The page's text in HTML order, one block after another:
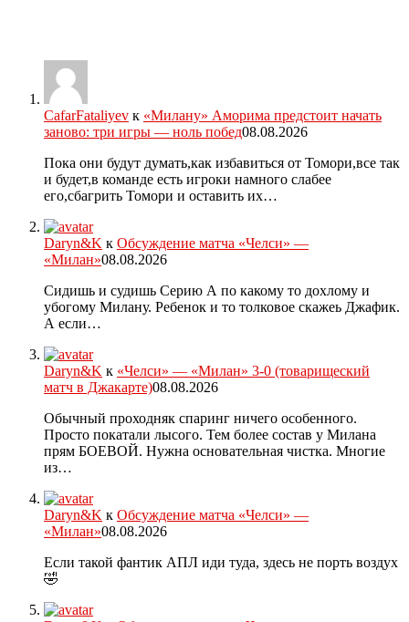
CafarFataliyev к «Милану» Аморима предстоит начать
заново: три игры — ноль побед08.08.2026
Пока они будут думать,как избавиться от Томори,все так
и будет,в команде есть игроки намного слабее
его,сбагрить Томори и оставить их…
Daryn&K к Обсуждение матча «Челси» —
«Милан»08.08.2026
Сидишь и судишь Серию А по какому то дохлому и
убогому Милану. Ребенок и то толковое скажеь Джафик.
А если…
Daryn&K к «Челси» — «Милан» 3-0 (товарищеский
матч в Джакарте)08.08.2026
Обычный проходняк спаринг ничего особенного.
Просто покатали лысого. Тем более состав у Милана
прям БОЕВОЙ. Нужна основательная чистка. Многие
из…
Daryn&K к Обсуждение матча «Челси» —
«Милан»08.08.2026
Если такой фантик АПЛ иди туда, здесь не порть воздух
🤣